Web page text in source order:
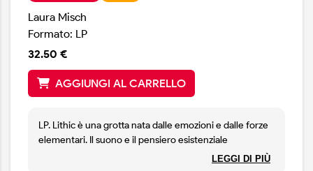
Laura Misch
Formato: LP
32.50 €
AGGIUNGI AL CARRELLO
LP. Lithic è una grotta nata dalle emozioni e dalle forze
elementari. Il suono e il pensiero esistenziale
riecheggiano nei suoi abissi e la storia antica aleggia tra
LEGGI DI PIÙ